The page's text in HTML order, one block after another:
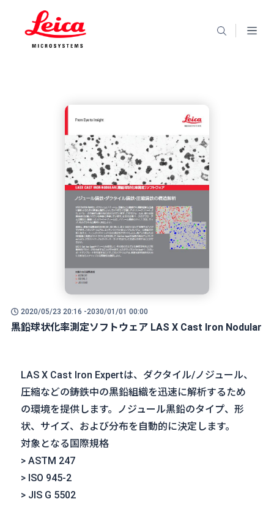
2020/05/23 20:16 -2030/01/01 00:00
黒鉛球状化率測定ソフトウェア LAS X Cast Iron Nodular
LAS X Cast Iron Expertは、ダクタイル/ノジュール、
圧縮などの鋳鉄中の黒鉛組織を迅速に解析するため
の環境を提供します。ノジュール黒鉛のタイプ、形
状、サイズ、および分布を自動的に決定します。
対象となる国際規格
> ASTM 247
> ISO 945-2
> JIS G 5502